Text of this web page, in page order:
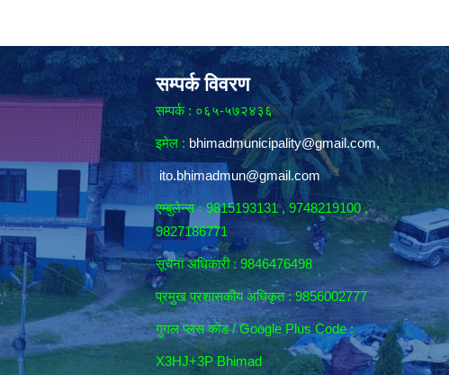
सम्पर्क विवरण
सम्पर्क : ०६५-५७२४३६
इमेल : bhimadmunicipality@gmail.com,
ito.bhimadmun@gmail.com
एम्बुलेन्स ः 9815193131 , 9748219100 ,
9827186771
सूचना अधिकारी :9846476498
प्रमुख प्रशासकीय अधिकृत : 9856002777
गुगल प्लस कोड / Google Plus Code :
X3HJ+3P Bhimad